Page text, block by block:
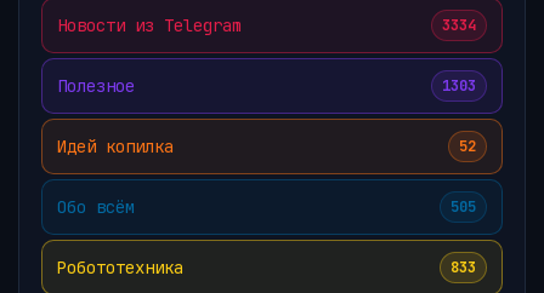
Новости из Telegram 3334
Полезное 1303
Идей копилка 52
Обо всём 505
Робототехника 833